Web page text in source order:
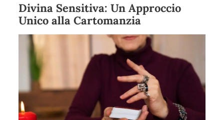
Divina Sensitiva: Un Approccio
Unico alla Cartomanzia